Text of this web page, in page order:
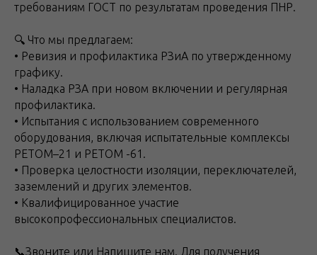
требованиям ГОСТ по результатам проведения ПНР.
🔍 Что мы предлагаем:
• Ревизия и профилактика РЗиА по утвержденному
графику.
• Наладка РЗА при новом включении и регулярная
профилактика.
• Испытания с использованием современного
оборудования, включая испытательные комплексы
РЕТОМ–21 и РЕТОМ -61.
• Проверка целостности изоляции, переключателей,
заземлений и других элементов.
• Квалифицированное участие
высокопрофессиональных специалистов.
📞Звоните или Напишите нам. Для получения